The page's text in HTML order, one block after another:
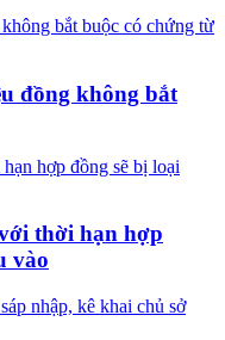
đồng không bắt
thời hạn hợp
vào